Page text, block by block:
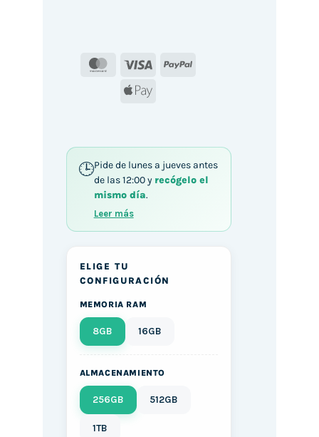
MasterCard
Visa
PayPal
Apple
Pide de lunes a jueves antes
de las 12:00 y recógelo el
mismo día.
Leer más
ELIGE TU
CONFIGURACIÓN
MEMORIA RAM
8GB 16GB
ALMACENAMIENTO
256GB 512GB
1TB